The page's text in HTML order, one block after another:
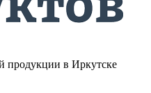
продукции в Иркутске